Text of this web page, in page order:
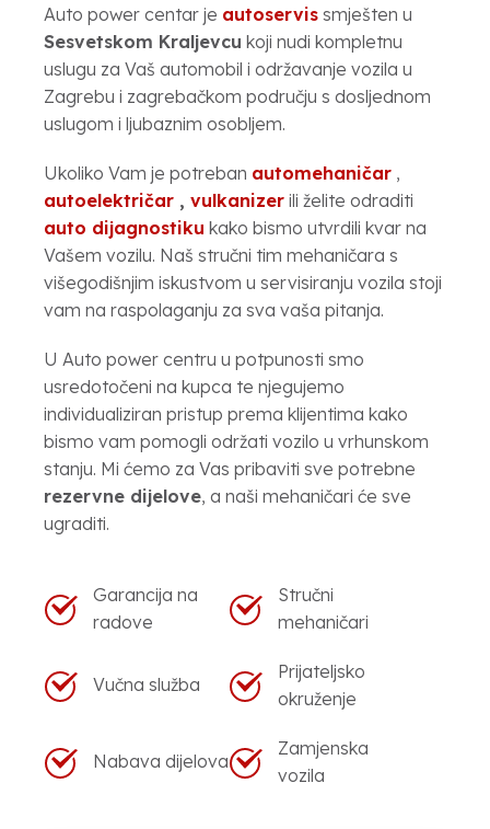
Auto power centar je autoservis smješten u
Sesvetskom Kraljevcu koji nudi kompletnu
uslugu za Vaš automobil i održavanje vozila u
Zagrebu i zagrebačkom području s dosljednom
uslugom i ljubaznim osobljem.
Ukoliko Vam je potreban automehaničar ,
autoelektričar , vulkanizer ili želite odraditi
auto dijagnostiku kako bismo utvrdili kvar na
Vašem vozilu. Naš stručni tim mehaničara s
višegodišnjim iskustvom u servisiranju vozila stoji
vam na raspolaganju za sva vaša pitanja.
U Auto power centru u potpunosti smo
usredotočeni na kupca te njegujemo
individualiziran pristup prema klijentima kako
bismo vam pomogli održati vozilo u vrhunskom
stanju. Mi ćemo za Vas pribaviti sve potrebne
rezervne dijelove, a naši mehaničari će sve
ugraditi.
Garancija na
radove
Stručni
mehaničari
Vučna služba
Prijateljsko
okruženje
Nabava dijelova
Zamjenska
vozila